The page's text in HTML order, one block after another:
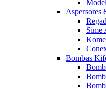
Aspersores
Sime
Bombas